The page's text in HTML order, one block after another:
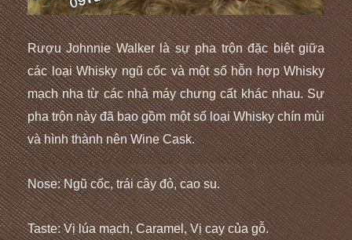
Rượu Johnnie Walker là sự pha trộn đặc biệt giữa
các loại Whisky ngũ cốc và một số hỗn hợp Whisky
mạch nha từ các nhà máy chưng cất khác nhau. Sự
pha trộn này đã bao gồm một số loại Whisky chín mùi
và hình thành nên Wine Cask.
Nose: Ngũ cốc, trái cây đỏ, cao su.
Taste: Vị lúa mạch, Caramel, Vị cay của gỗ.